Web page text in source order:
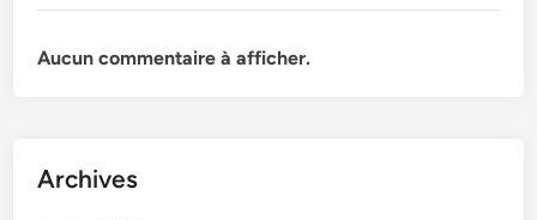
Aucun commentaire à afficher.
Archives